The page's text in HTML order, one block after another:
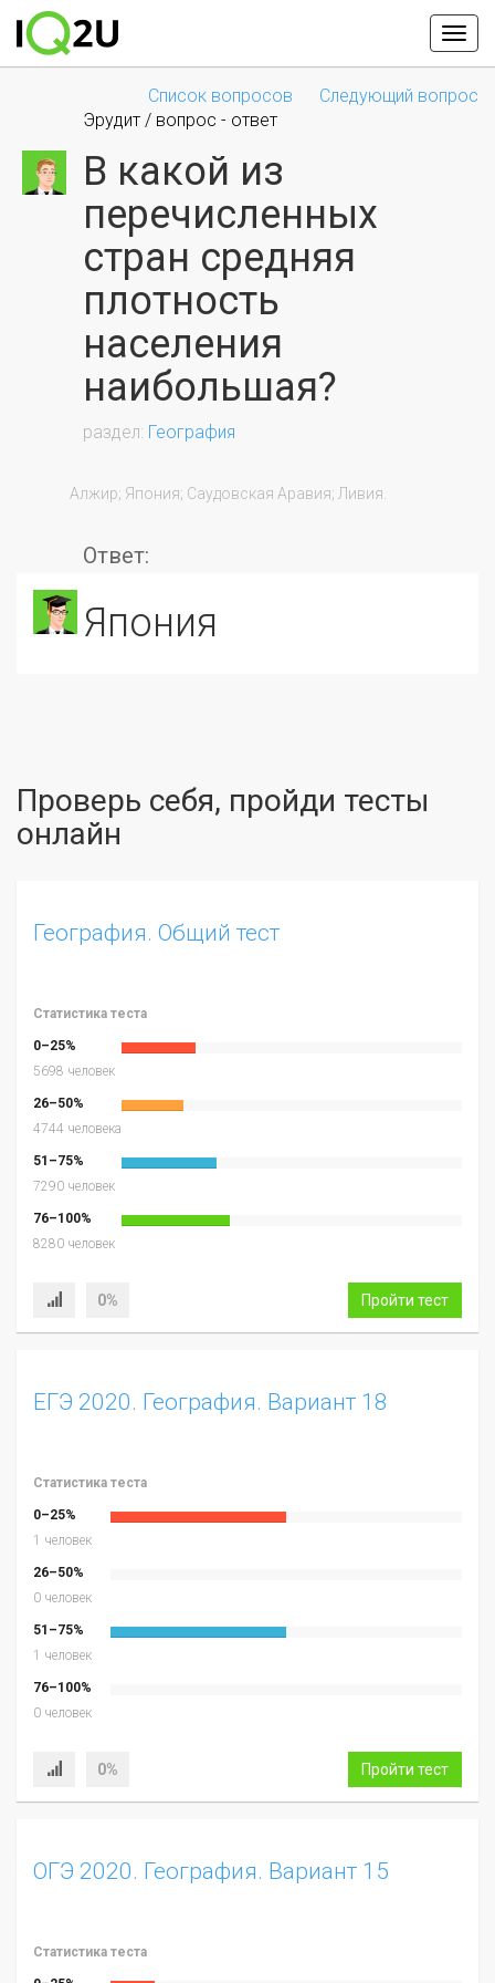
Список вопросов
Следующий вопрос
Эрудит / вопрос - ответ
В какой из
перечисленных
стран средняя
плотность
населения
наибольшая?
География
Ответ:
Япония
Проверь себя, пройди тесты
онлайн
География. Общий тест
Статистика теста
0–25%
5698 человек
26–50%
4744 человека
51–75%
7290 человек
76–100%
8280 человек
0% Пройти тест
ЕГЭ 2020. География. Вариант 18
Статистика теста
0–25%
1 человек
26–50%
0 человек
51–75%
1 человек
76–100%
0 человек
0% Пройти тест
ОГЭ 2020. География. Вариант 15
Статистика теста